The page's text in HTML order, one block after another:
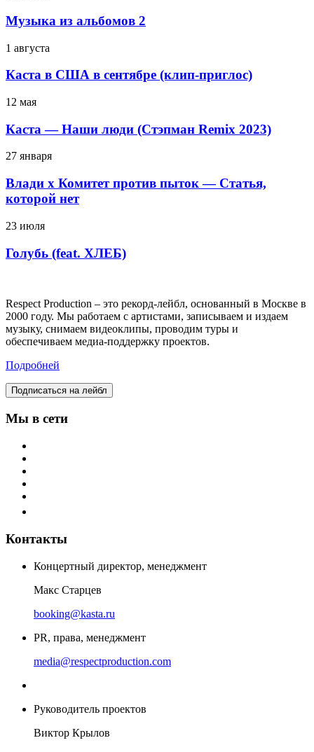
Музыка из альбомов 2
1 августа
Каста в США в сентябре (клип-приглос)
12 мая
Каста — Наши люди (Стэпман Remix 2023)
27 января
Влади х Комитет против пыток — Статья,
которой нет
23 июля
Голубь (feat. ХЛЕБ)
Respect Production – это рекорд-лейбл, основанный в Москве в
2000 году. Мы работаем с артистами, записываем и издаем
музыку, снимаем видеоклипы, проводим туры и
обеспечиваем медиа-поддержку проектов.
Подробней
Подписаться на лейбл
Мы в сети
Контакты
Концертный директор, менеджмент
Макс Старцев
booking@kasta.ru
PR, права, менеджмент
media@respectproduction.com
Руководитель проектов
Виктор Крылов